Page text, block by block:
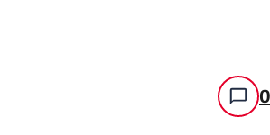
0